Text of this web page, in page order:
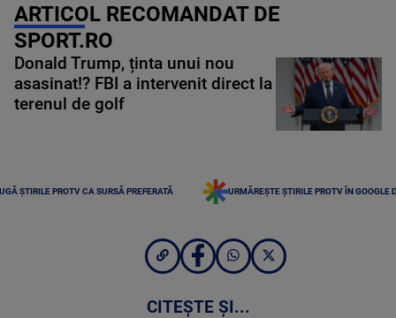
ARTICOL RECOMANDAT DE
SPORT.RO
Donald Trump, ținta unui nou
asasinat!? FBI a intervenit direct la
terenul de golf
ȘTIRILE PROTV CA SURSĂ PREFERATĂ URMĂREȘTE ȘTIRILE PROTV ÎN GOOGLE
CITEȘTE ȘI...